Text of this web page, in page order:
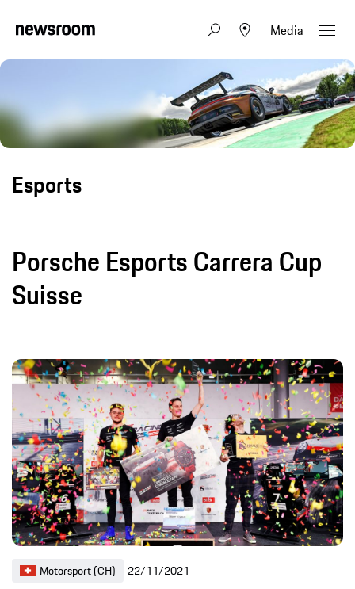
Media
Esports
Porsche Esports Carrera Cup
Suisse
Motorsport (CH) 22/11/2021